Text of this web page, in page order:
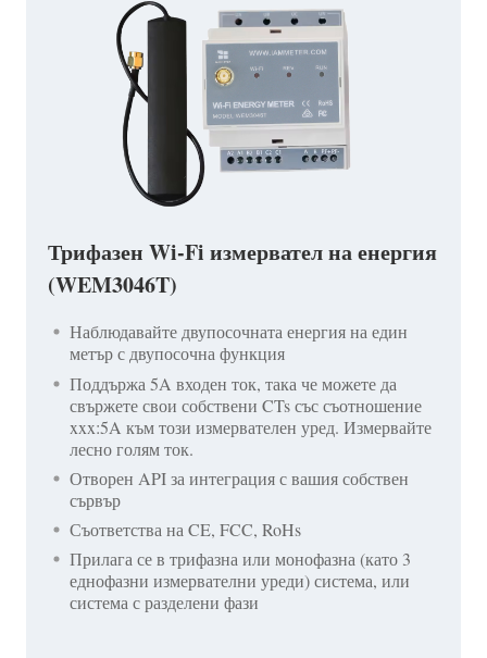
Трифазен Wi-Fi измервател на енергия
(WEM3046T)
Наблюдавайте двупосочната енергия на един
метър с двупосочна функция
Поддържа 5A входен ток, така че можете да
свържете свои собствени CTs със съотношение
xxx:5A към този измервателен уред. Измервайте
лесно голям ток.
Отворен API за интеграция с вашия собствен
сървър
Съответства на CE, FCC, RoHs
Прилага се в трифазна или монофазна (като 3
еднофазни измервателни уреди) система, или
система с разделени фази